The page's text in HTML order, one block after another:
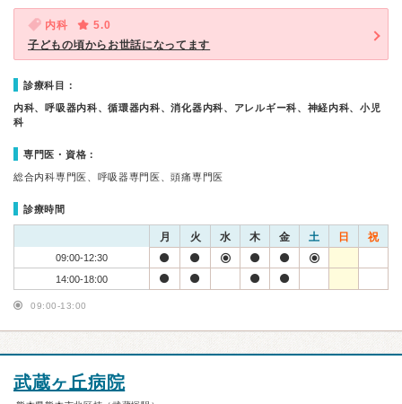
内科
5.0
子どもの頃からお世話になってます
診療科目：
内科、呼吸器内科、循環器内科、消化器内科、アレルギー科、神経内科、小児
科
専門医・資格：
総合内科専門医、呼吸器専門医、頭痛専門医
診療時間
月 火 水 木 金 土 日 祝
09:00-12:30
14:00-18:00
09:00-13:00
武蔵ヶ丘病院